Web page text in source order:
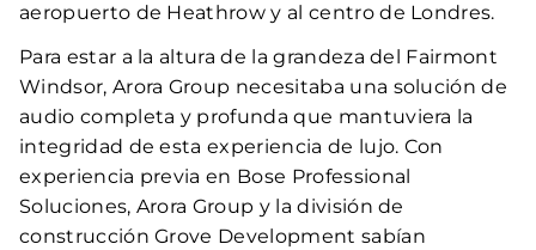
aeropuerto de Heathrow y al centro de Londres.
Para estar a la altura de la grandeza del Fairmont
Windsor, Arora Group necesitaba una solución de
audio completa y profunda que mantuviera la
integridad de esta experiencia de lujo. Con
experiencia previa en Bose Professional
Soluciones, Arora Group y la división de
construcción Grove Development sabían